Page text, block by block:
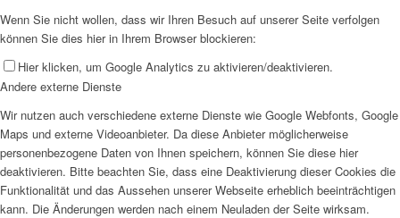
Wenn Sie nicht wollen, dass wir Ihren Besuch auf unserer Seite verfolgen
können Sie dies hier in Ihrem Browser blockieren:
Hier klicken, um Google Analytics zu aktivieren/deaktivieren.
Andere externe Dienste
Wir nutzen auch verschiedene externe Dienste wie Google Webfonts, Google
Maps und externe Videoanbieter. Da diese Anbieter möglicherweise
personenbezogene Daten von Ihnen speichern, können Sie diese hier
deaktivieren. Bitte beachten Sie, dass eine Deaktivierung dieser Cookies die
Funktionalität und das Aussehen unserer Webseite erheblich beeinträchtigen
kann. Die Änderungen werden nach einem Neuladen der Seite wirksam.